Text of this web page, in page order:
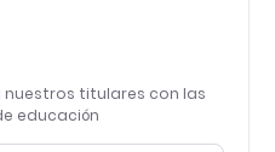
titulares con las
educación